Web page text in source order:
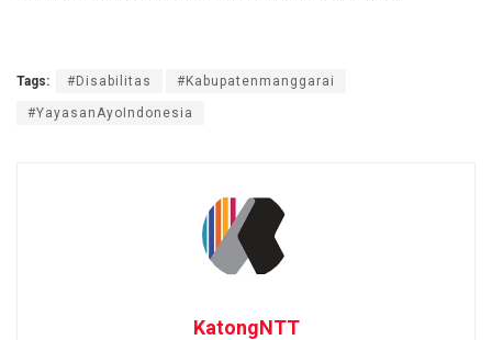
Tags: #Disabilitas #Kabupatenmanggarai
#YayasanAyoIndonesia
KatongNTT